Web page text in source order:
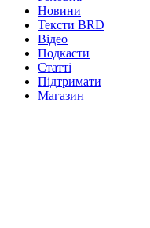
Новини
Тексти BRD
Відео
Подкасти
Статті
Підтримати
Магазин